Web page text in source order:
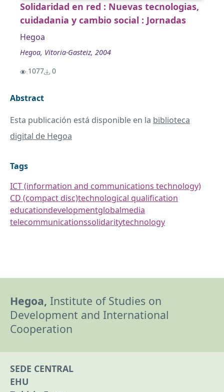
Solidaridad en red : Nuevas tecnologias,
cuidadania y cambio social : Jornadas
Hegoa
Hegoa, Vitoria-Gasteiz, 2004
1077
0
Abstract
Esta publicación está disponible en la biblioteca
digital de Hegoa
Tags
ICT (information and communications technology)
CD (compact disc)technological qualification
educationdevelopmentglobalmedia
telecommunicationssolidaritytechnology
Hegoa, Institute of Studies on
Development and International
Cooperation
SEDE CENTRAL
EHU